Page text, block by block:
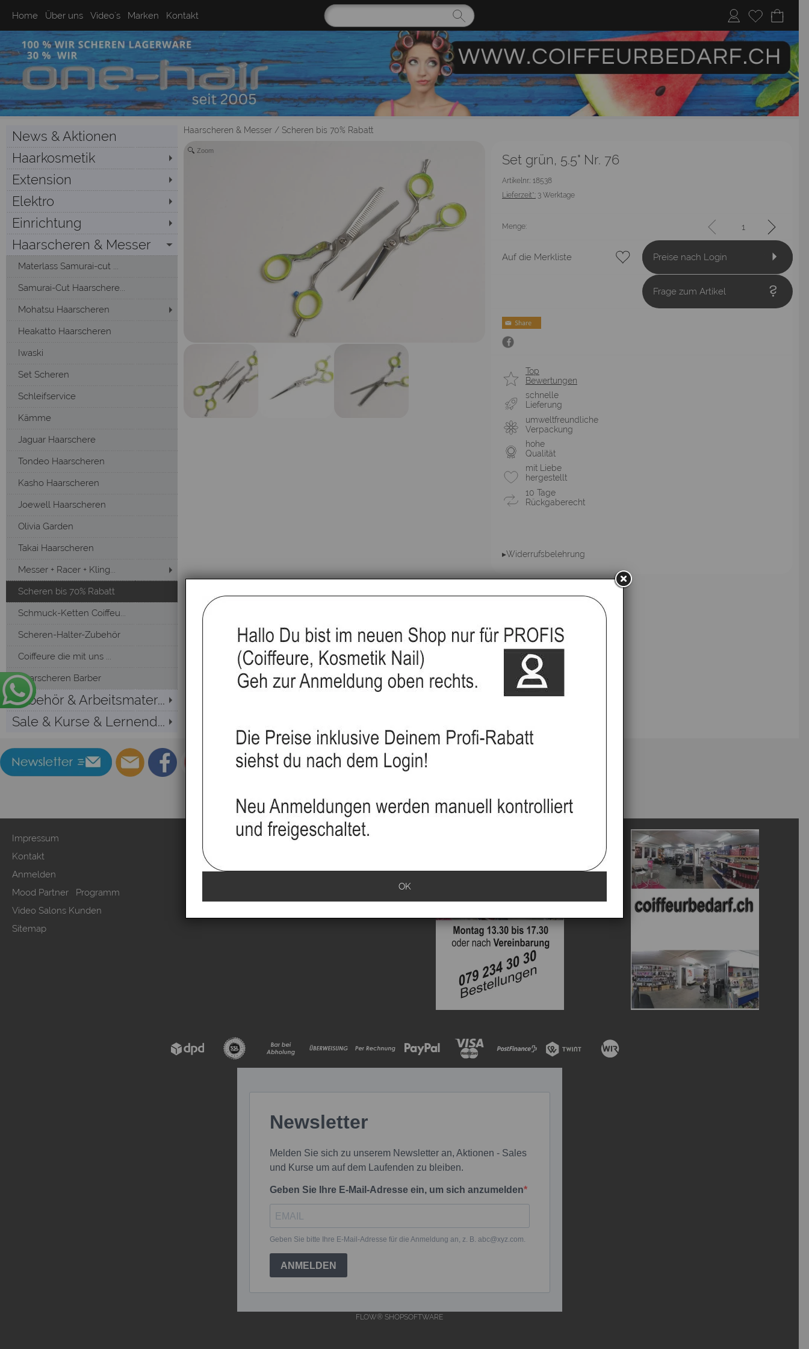
Home Über uns Video`s Marken Kontakt
News & Aktionen
Haarkosmetik
Extension
Elektro
Einrichtung
Haarscheren & Messer
Materlass Samurai-cut ...
Samurai-Cut Haarschere...
Mohatsu Haarscheren
Heakatto Haarscheren
Iwaski
Set Scheren
Schleifservice
Kämme
Jaguar Haarschere
Tondeo Haarscheren
Kasho Haarscheren
Joewell Haarscheren
Olivia Garden
Takai Haarscheren
Messer + Racer + Kling...
Scheren bis 70% Rabatt
Schmuck-Ketten Coiffeu...
Scheren-Halter-Zubehör
Coiffeure die mit uns ...
Haarscheren Barber
Zubehör & Arbeitsmater...
Sale & Kurse & Lernend...
Haarscheren & Messer / Scheren bis 70% Rabatt
Zoom
Set grün, 5.5" Nr. 76
Artikelnr.: 18538
Lieferzeit*: 3 Werktage
Menge:
Auf die Merkliste Preise nach Login
Frage zum Artikel
Top
Bewertungen
schnelle
Lieferung
umweltfreundliche
Verpackung
hohe
Qualität
mit Liebe
hergestellt
10 Tage
Rückgaberecht
▸Widerrufsbelehrung
Impressum
Kontakt
Anmelden
Mood Partner Programm
Video Salons Kunden
Sitemap
Zahlung & Versand
Datenschutzerklärung
FLOW® SHOPSOFTWARE
OK